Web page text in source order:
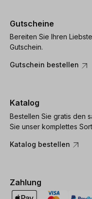
Gutscheine
Bereiten Sie Ihren
Gutschein.
Gutschein bestellen
Katalog
Bestellen Sie gratis den
Sie unser komplettes
Katalog bestellen
Zahlung